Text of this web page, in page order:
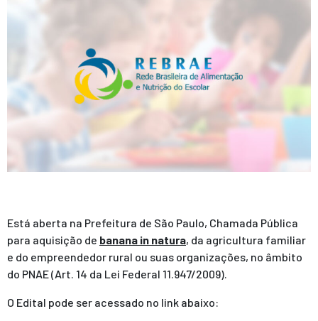
Está aberta na Prefeitura de São Paulo, Chamada Pública
para aquisição de banana in natura, da agricultura familiar
e do empreendedor rural ou suas organizações, no âmbito
do PNAE (Art. 14 da Lei Federal 11.947/2009).
O Edital pode ser acessado no link abaixo: